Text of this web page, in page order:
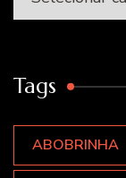
Tags
ABOBRINHA